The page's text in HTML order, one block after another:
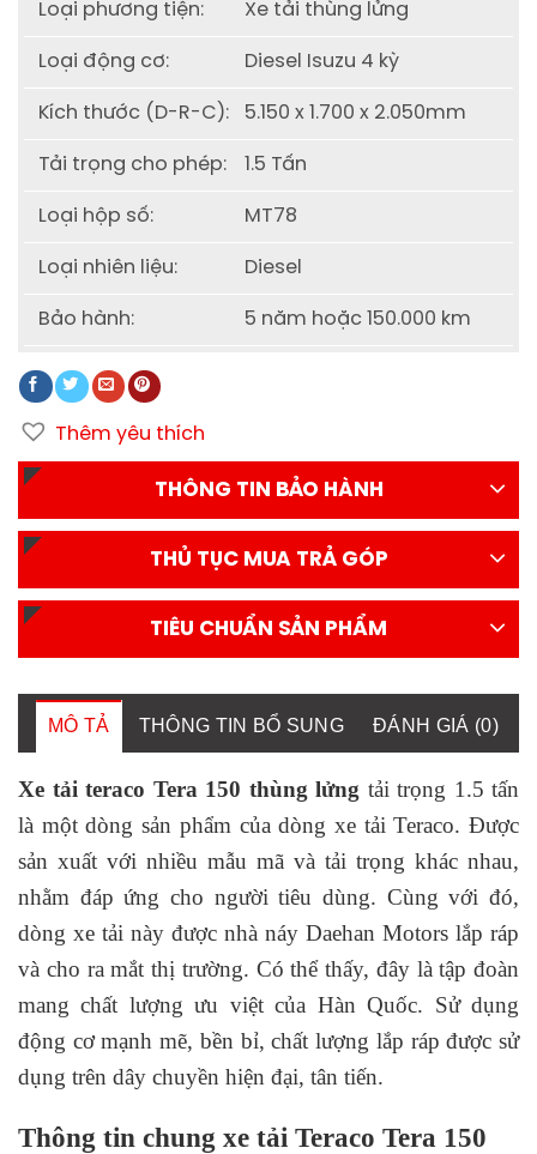
Loại phương tiện: Xe tải thùng lửng
Loại động cơ: Diesel Isuzu 4 kỳ
Kích thước (D-R-C): 5.150 x 1.700 x 2.050mm
Tải trọng cho phép: 1.5 Tấn
Loại hộp số: MT78
Loại nhiên liệu: Diesel
Bảo hành: 5 năm hoặc 150.000 km
Thêm yêu thích
THÔNG TIN BẢO HÀNH
THỦ TỤC MUA TRẢ GÓP
TIÊU CHUẨN SẢN PHẨM
MÔ TẢ THÔNG TIN BỔ SUNG ĐÁNH GIÁ (0)
Xe tải teraco Tera 150 thùng lửng tải trọng 1.5 tấn
là một dòng sản phẩm của dòng xe tải Teraco. Được
sản xuất với nhiều mẫu mã và tải trọng khác nhau,
nhằm đáp ứng cho người tiêu dùng. Cùng với đó,
dòng xe tải này được nhà náy Daehan Motors lắp ráp
và cho ra mắt thị trường. Có thể thấy, đây là tập đoàn
mang chất lượng ưu việt của Hàn Quốc. Sử dụng
động cơ mạnh mẽ, bền bỉ, chất lượng lắp ráp được sử
dụng trên dây chuyền hiện đại, tân tiến.
Thông tin chung xe tải Teraco Tera 150